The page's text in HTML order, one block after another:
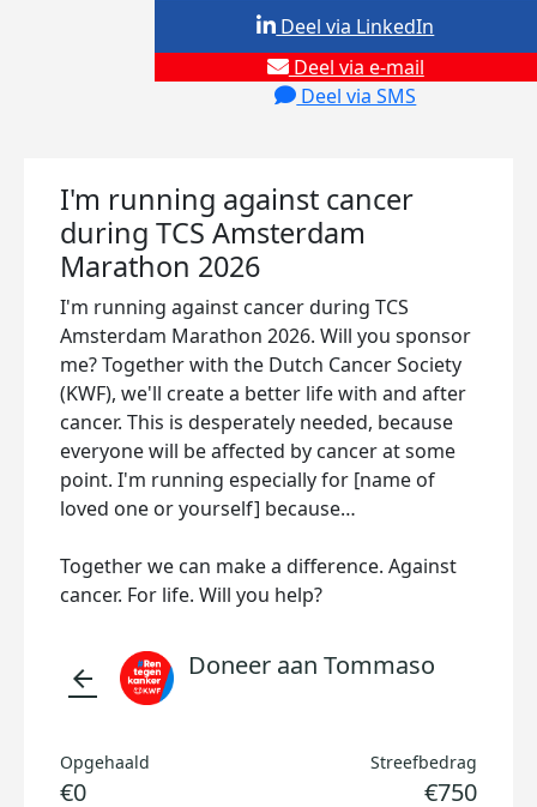
Deel via e-mail
Deel via SMS
Deel via LinkedIn
I'm running against cancer
during TCS Amsterdam
Marathon 2026
I'm running against cancer during TCS
Amsterdam Marathon 2026. Will you sponsor
me? Together with the Dutch Cancer Society
(KWF), we'll create a better life with and after
cancer. This is desperately needed, because
everyone will be affected by cancer at some
point. I'm running especially for [name of
loved one or yourself] because…
Together we can make a difference. Against
cancer. For life. Will you help?
arrow_back Doneer aan Tommaso
Opgehaald
€0
Streefbedrag
€750